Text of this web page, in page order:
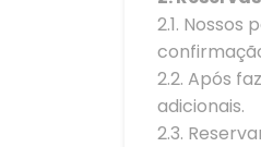
2.1.
2.2. Após
adicionais.
2.3.